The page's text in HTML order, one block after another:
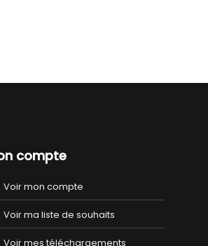
compte
Voir mon compte
Voir ma liste de souhaits
Voir mes téléchargements